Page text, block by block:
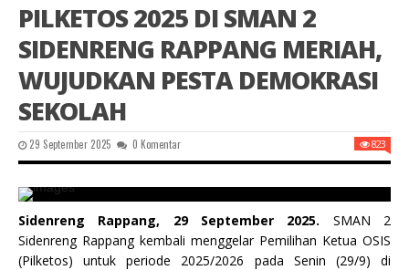
PILKETOS 2025 DI SMAN 2
SIDENRENG RAPPANG MERIAH,
WUJUDKAN PESTA DEMOKRASI
SEKOLAH
29 September 2025 0 Komentar 823
Sidenreng Rappang, 29 September 2025. SMAN 2
Sidenreng Rappang kembali menggelar Pemilihan Ketua OSIS
(Pilketos) untuk periode 2025/2026 pada Senin (29/9) di